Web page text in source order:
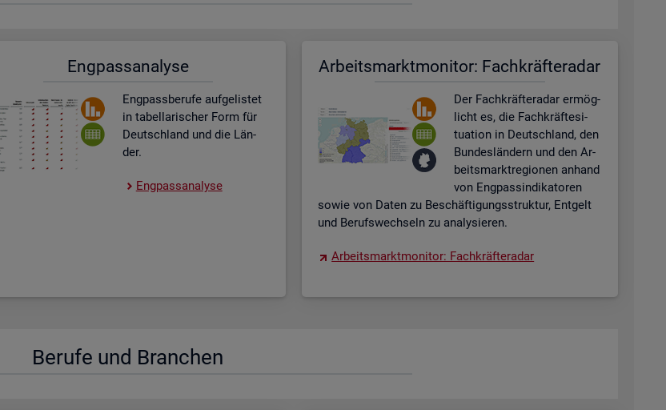
Eng­pass­ana­ly­se
Eng­pass­be­ru­fe auf­ge­lis­tet
in ta­bel­la­ri­scher Form für
Deutsch­land und die Län­
der.
Eng­pass­ana­ly­se
Ar­beits­markt­mo­ni­tor: Fach­kräf­te­ra­dar
Der Fach­kräf­te­ra­dar er­mög­
licht es, die Fach­kräf­te­si­
tua­ti­on in Deutsch­land, den
Bun­des­län­dern und den Ar­
beits­markt­re­gio­nen an­hand
von Eng­pas­sin­di­ka­to­ren
sowie von Daten zu Be­schäf­ti­gungs­struk­tur, Ent­gelt
und Be­rufs­wech­seln zu ana­ly­sie­ren.
Ar­beits­markt­mo­ni­tor: Fach­kräf­te­ra­dar
Be­ru­fe und Bran­chen